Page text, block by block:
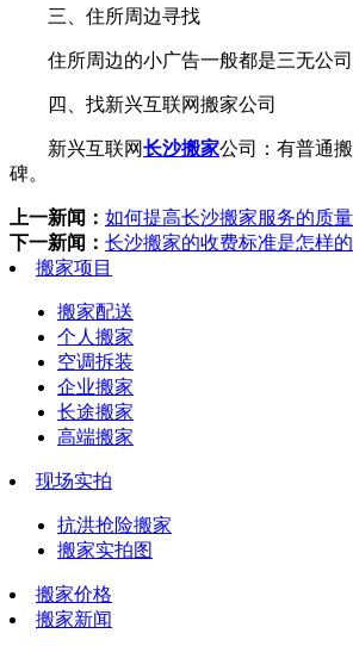
三、住所周边寻找
住所周边的小广告一般都是三无公司
四、找新兴互联网搬家公司
新兴互联网长沙搬家公司：有普通
碑。
上一新闻： 如何提高长沙搬家服务的质
下一新闻： 长沙搬家的收费标准是怎样
搬家项目
搬家配送
个人搬家
空调拆装
企业搬家
长途搬家
高端搬家
现场实拍
抗洪抢险搬家
搬家实拍图
搬家价格
搬家新闻